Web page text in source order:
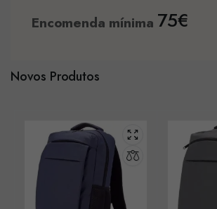
Encomenda mínima 75€
Novos Produtos